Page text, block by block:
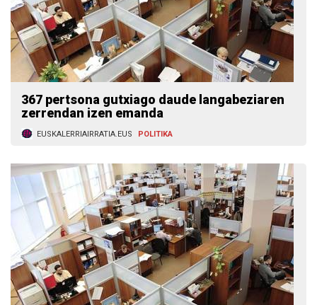
367 pertsona gutxiago daude langabeziaren
zerrendan izen emanda
EUSKALERRIAIRRATIA.EUS POLITIKA